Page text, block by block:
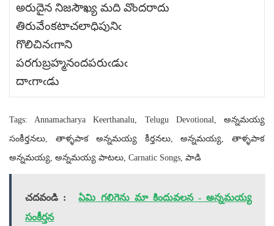
అరుదైన నిజసౌఖ్య మది వొందరాదు
తిరువేంకటాచలాధిపునిఁ
గొలిచినఁగాని
పరగుబ్రహ్మనందపరుఁడుఁ
దాఁగాఁడు
Tags: Annamacharya Keerthanalu, Telugu Devotional, అన్నమయ్య
సంకీర్తనలు, తాళ్ళపాక అన్నమయ్య కీర్తనలు, అన్నమయ్య, తాళ్ళపాక
అన్నమయ్య, అన్నమయ్య పాటలు, Carnatic Songs, పాడి
చదవండి :
ఏమి గలిగెను మా కిందువలన - అన్నమయ్య
సంకీర్తన